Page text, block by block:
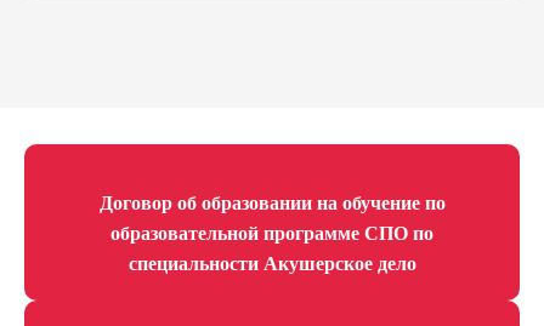
Договор об образовании на обучение по
образовательной программе СПО по
специальности Акушерское дело